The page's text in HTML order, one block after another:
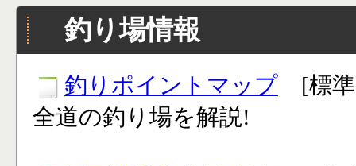
釣り場情報
釣りポイントマップ [標
全道の釣り場を解説!